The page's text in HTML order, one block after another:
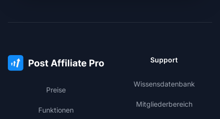
Preise
Funktionen
Support
Wissensdatenbank
Mitgliederbereich